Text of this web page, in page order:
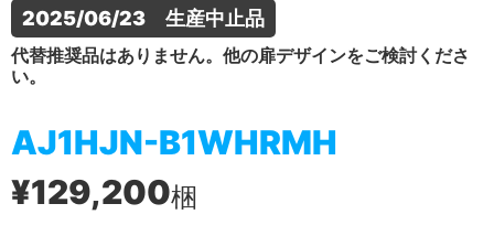
2025/06/23　生産中止品
代替推奨品はありません。他の扉デザインをご検討くださ
い。
AJ1HJN-B1WHRMH
¥129,200梱